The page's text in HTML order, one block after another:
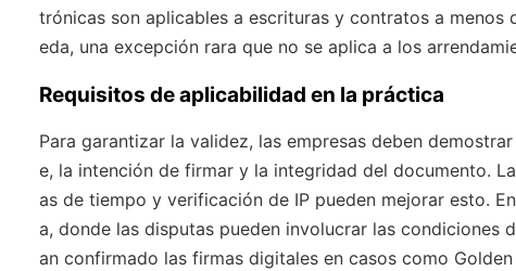
trónicas son aplicables a escrituras y contratos a
eda, una excepción rara que no se aplica a los
Requisitos de aplicabilidad en la práctica
Para garantizar la validez, las empresas deben
e, la intención de firmar y la integridad del documento.
as de tiempo y verificación de IP pueden mejorar esto.
a, donde las disputas pueden involucrar las
an confirmado las firmas digitales en casos como